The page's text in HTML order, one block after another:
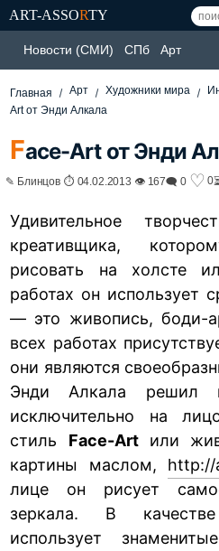
ART-ASSORTY
Новости (СМИ) СПб Арт
Главная Арт Художники мира
Art от Энди Алкала
Face-Art от Энди
✎ Блинцов ⏱ 04.02.2013 👁 167🗨 0 ♡ 0
Удивительное
креативщика,
рисовать на холсте
работах он использует
— это живопись, боди-
всех работах
они являются
Энди Алкала решил
исключительно на
стиль Face-Artили
картины маслом, http://
лице он рисует
зеркала. В
использует